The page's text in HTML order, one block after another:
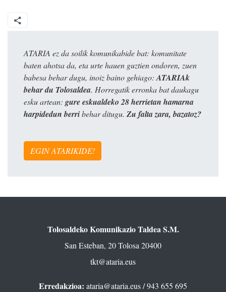
ATARIA ez da soilik komunikabide bat: komunitate
baten ahotsa da, eta urte hauen guztien ondoren, zuen
babesa behar dugu, inoiz baino gehiago:ATARIAk
behar du Tolosaldea. Horregatik erronka bat daukagu
esku artean: gure eskualdeko 28 herrietan hamarna
harpidedun berribehar ditugu. Zu falta zara, bazatoz?
EGIN ATARIKIDE!
Tolosaldeko Komunikazio Taldea S.M.
San Esteban, 20 Tolosa 20400
tkt@ataria.eus
Erredakzioa: ataria@ataria.eus/ 943 655 695